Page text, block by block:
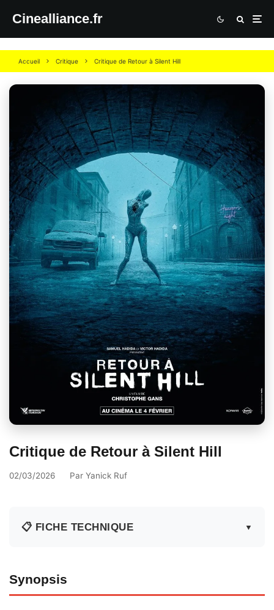
Cinealliance.fr
Accueil Critique Critique de Retour à Silent Hill
Critique de Retour à Silent Hill
02/03/2026 Par Yanick Ruf
📋 FICHE TECHNIQUE ▼
Synopsis